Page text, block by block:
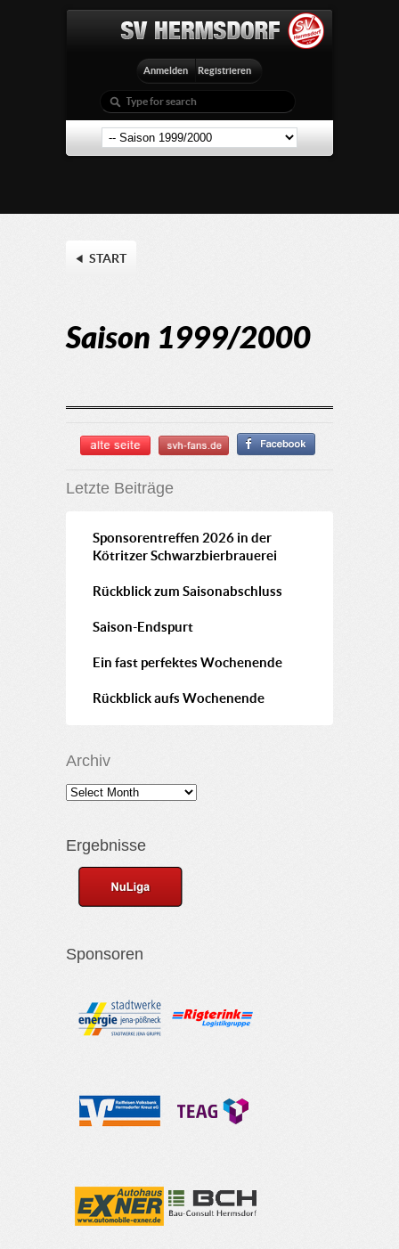
Anmelden Registrieren
START
Saison 1999/2000
Letzte Beiträge
Sponsorentreffen 2026 in der
Kötritzer Schwarzbierbrauerei
Rückblick zum Saisonabschluss
Saison-Endspurt
Ein fast perfektes Wochenende
Rückblick aufs Wochenende
Archiv
Ergebnisse
Sponsoren